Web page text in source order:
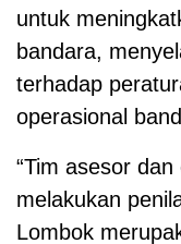
untuk
bandara,
terhadap
operasional
“Tim asesor
melakukan
Lombok